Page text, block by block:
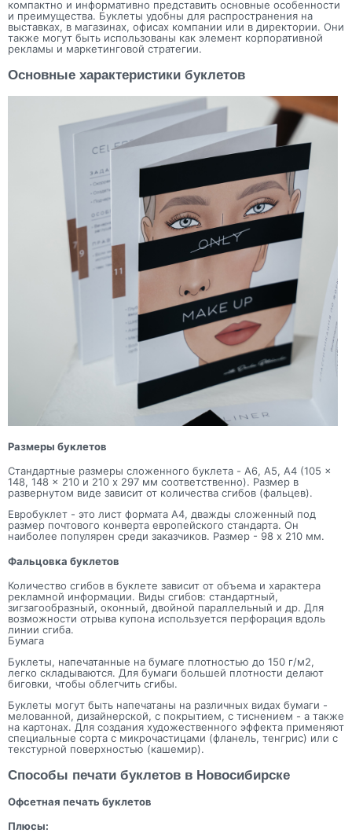
компактно и информативно представить основные особенности
и преимущества. Буклеты удобны для распространения на
выставках, в магазинах, офисах компании или в директории. Они
также могут быть использованы как элемент корпоративной
рекламы и маркетинговой стратегии.
Основные характеристики буклетов
Размеры буклетов
Стандартные размеры сложенного буклета - A6, A5, A4 (105 x
148, 148 x 210 и 210 x 297 мм соответственно). Размер в
развернутом виде зависит от количества сгибов (фальцев).
Евробуклет - это лист формата А4, дважды сложенный под
размер почтового конверта европейского стандарта. Он
наиболее популярен среди заказчиков. Размер - 98 x 210 мм.
Фальцовка буклетов
Количество сгибов в буклете зависит от объема и характера
рекламной информации. Виды сгибов: стандартный,
зигзагообразный, оконный, двойной параллельный и др. Для
возможности отрыва купона используется перфорация вдоль
линии сгиба.
Бумага
Буклеты, напечатанные на бумаге плотностью до 150 г/м2,
легко складываются. Для бумаги большей плотности делают
биговки, чтобы облегчить сгибы.
Буклеты могут быть напечатаны на различных видах бумаги -
мелованной, дизайнерской, с покрытием, с тиснением - а также
на картонах. Для создания художественного эффекта применяют
специальные сорта с микрочастицами (фланель, тенгрис) или с
текстурной поверхностью (кашемир).
Способы печати буклетов в Новосибирске
Офсетная печать буклетов
Плюсы: